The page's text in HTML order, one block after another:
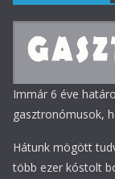
Immár 6 éve
gasztronómusok,
Hátunk mögött
több ezer kóstolt